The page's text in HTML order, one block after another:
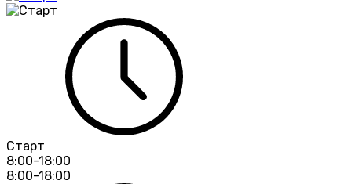
Старт
8:00-18:00
8:00-18:00